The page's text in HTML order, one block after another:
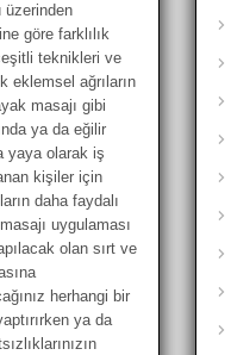
üzerinden
göre farklılık
teknikleri ve
eklemsel ağrıların
masajı gibi
ya da eğilir
yaya olarak iş
kişiler için
daha faydalı
uygulaması
olan sırt ve
herhangi bir
ya da